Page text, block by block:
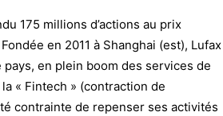
175 millions d’actions au prix
en 2011 à Shanghai (est), Lufax
en plein boom des services de
« Fintech » (contraction de
contrainte de repenser ses activités